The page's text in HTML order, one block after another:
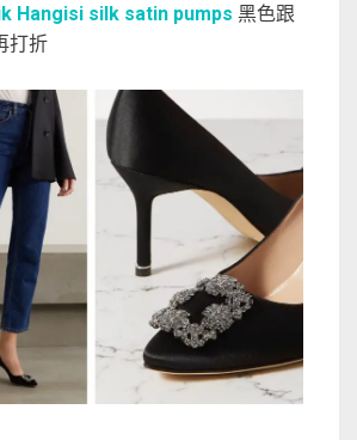
Hangisi silk satin pumps 黑色跟
打折